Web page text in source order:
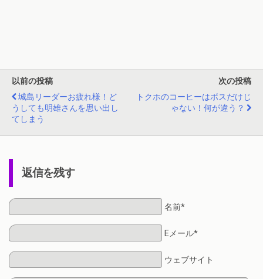
以前の投稿
城島リーダーお疲れ様！ど
うしても明雄さんを思い出し
てしまう
次の投稿
トクホのコーヒーはボスだけじ
ゃない！何が違う？
返信を残す
名前*
Eメール*
ウェブサイト